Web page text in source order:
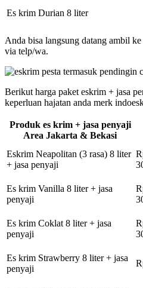
Es krim Durian 8 liter
Anda bisa langsung datang ambil
via telp/wa.
Berikut harga paket eskrim + jasa
keperluan hajatan anda merk
Produk es krim + jasa penyaji
Area Jakarta & Bekasi
Eskrim Neapolitan (3 rasa) 8 liter
+ jasa penyaji
Es krim Vanilla 8 liter + jasa
penyaji
Es krim Coklat 8 liter + jasa
penyaji
Es krim Strawberry 8 liter + jasa
penyaji